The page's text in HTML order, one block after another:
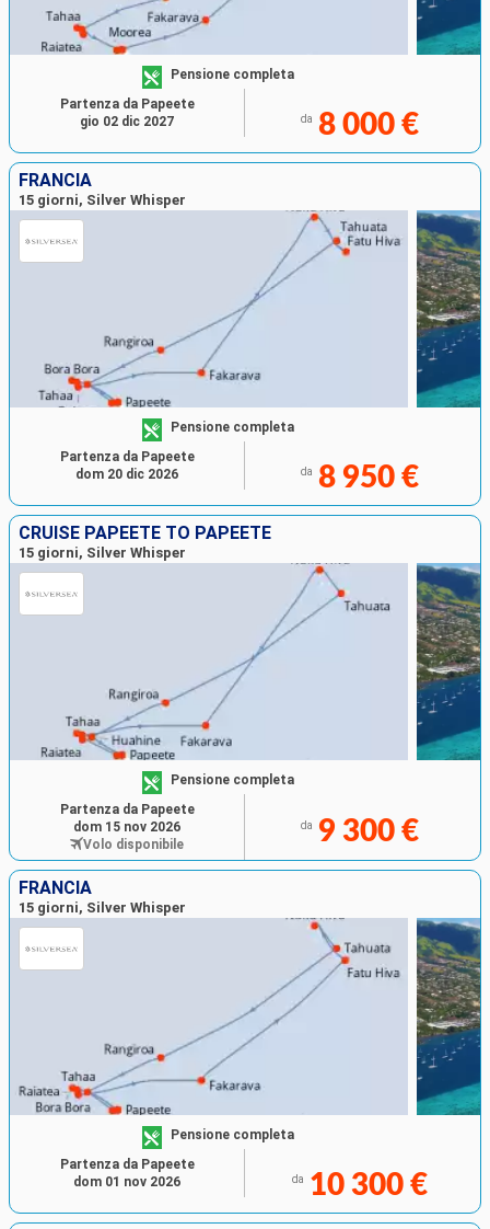
Pensione completa
da 8 000 €
Partenza da Papeete
gio 02 dic 2027
FRANCIA
15 giorni, Silver Whisper
Pensione completa
da 8 950 €
Partenza da Papeete
dom 20 dic 2026
CRUISE PAPEETE TO PAPEETE
15 giorni, Silver Whisper
Pensione completa
da 9 300 €
Partenza da Papeete
dom 15 nov 2026
Volo disponibile
FRANCIA
15 giorni, Silver Whisper
Pensione completa
da 10 300 €
Partenza da Papeete
dom 01 nov 2026